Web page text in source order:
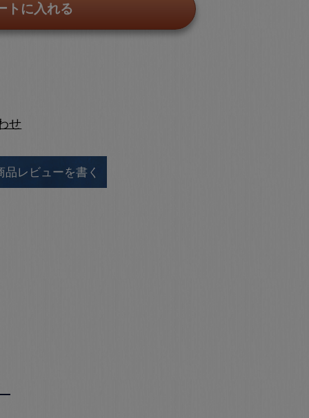
トに入れる
せ
品レビューを書く